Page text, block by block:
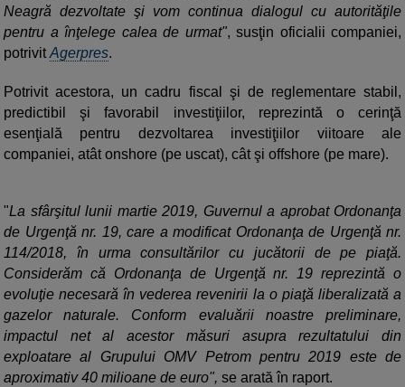
Neagră dezvoltate şi vom continua dialogul cu autorităţile
pentru a înţelege calea de urmat", susţin oficialii companiei,
potrivitAgerpres.
Potrivit acestora, un cadru fiscal şi de reglementare stabil,
predictibil şi favorabil investiţiilor, reprezintă o cerinţă
esenţială pentru dezvoltarea investiţiilor viitoare ale
companiei, atât onshore (pe uscat), cât şi offshore (pe mare).
"La sfârşitul lunii martie 2019, Guvernul a aprobat Ordonanţa
de Urgenţă nr. 19, care a modificat Ordonanţa de Urgenţă nr.
114/2018, în urma consultărilor cu jucătorii de pe piaţă.
Considerăm că Ordonanţa de Urgenţă nr. 19 reprezintă o
evoluţie necesară în vederea revenirii la o piaţă liberalizată a
gazelor naturale. Conform evaluării noastre preliminare,
impactul net al acestor măsuri asupra rezultatului din
exploatare al Grupului OMV Petrom pentru 2019 este de
aproximativ 40 milioane de euro", se arată în raport.